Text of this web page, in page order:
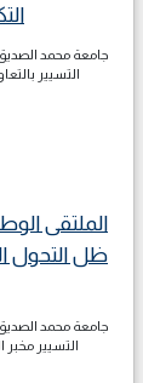
جامعة محمد
التسيير
الملتقى
ظل التحول
جامعة محمد
التسيير